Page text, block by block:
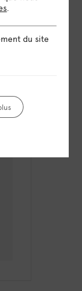
du site